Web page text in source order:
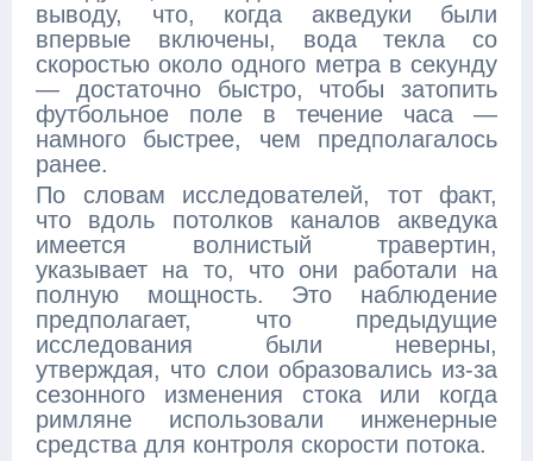
выводу, что, когда акведуки были
впервые включены, вода текла со
скоростью около одного метра в секунду
— достаточно быстро, чтобы затопить
футбольное поле в течение часа —
намного быстрее, чем предполагалось
ранее.
По словам исследователей, тот факт,
что вдоль потолков каналов акведука
имеется волнистый травертин,
указывает на то, что они работали на
полную мощность. Это наблюдение
предполагает, что предыдущие
исследования были неверны,
утверждая, что слои образовались из-за
сезонного изменения стока или когда
римляне использовали инженерные
средства для контроля скорости потока.